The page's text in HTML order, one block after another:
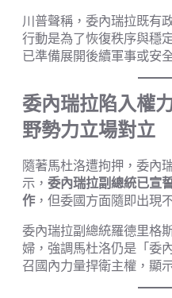
川普聲稱，委內瑞拉既有
行動是為了恢復秩序與穩
已準備展開後續軍事或安
委內瑞拉陷入權
野勢力立場對立
隨著馬杜洛遭拘押，委內
示， 委內瑞拉副總統已宣
作，但委國方面隨即出現
委內瑞拉副總統羅德里格
婦，強調馬杜洛仍是「委
召國內力量捍衛主權，顯